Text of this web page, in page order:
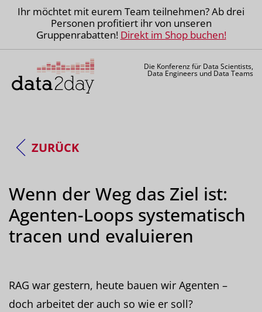
Ihr möchtet mit eurem Team teilnehmen? Ab drei
Personen profitiert ihr von unseren
Gruppenrabatten! Direkt im Shop buchen!
Die Konferenz für Data Scientists,
Data Engineers und Data Teams
ZURÜCK
Wenn der Weg das Ziel ist:
Agenten-Loops systematisch
tracen und evaluieren
RAG war gestern, heute bauen wir Agenten –
doch arbeitet der auch so wie er soll?